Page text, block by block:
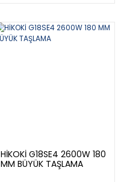
HİKOKİ G18SE4 2600W 180
MM BÜYÜK TAŞLAMA